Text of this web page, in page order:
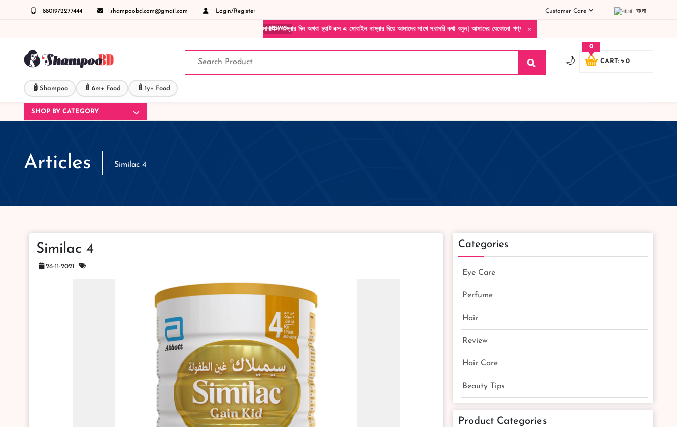
8801972277444 shampoobd.com@gmail.com Login/Register বাংলা
Customer Care
×
NEWS
করুনঃ ( IMO + Whatsapp ) +8801972277444 সহজে অর্ডার করতে প্রোডাক্ট পেজে আপনার মোবাইল নাম্বার দিন অথবা চ্যাট বক্স এ মোবাইল নাম্বার দিয়ে আমাদের সাথে সরাসরি কথা বলুন| আমাদের যেকোনো পণ্য হাতে নিয়ে দেখে টাকা দিবেন ডেলিভারি ম্যান চলে যাওয়ার পরে কোনরকম পণ্য ভেঙে
🌙 CART: ৳ 0
0
🧴 Shampoo 🍼 6m+ Food 🍼 1y+ Food
SHOP BY CATEGORY
Articles Similac 4
Similac 4
26-11-2021
Categories
Eye Care
Perfume
Hair
Review
Hair Care
Beauty Tips
Product Categories